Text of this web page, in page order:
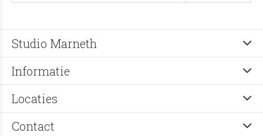
Studio Marneth
Informatie
Locaties
Contact